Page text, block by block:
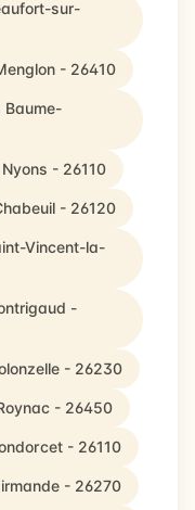
sur-
- 26410
Baume-
- 26110
- 26120
Vincent-la-
-
- 26230
- 26450
- 26110
- 26270